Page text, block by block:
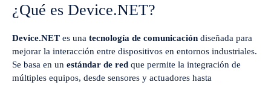
¿Qué es Device.NET?
Device.NET es una tecnología de comunicación diseñada para
mejorar la interacción entre dispositivos en entornos industriales.
Se basa en un estándar de red que permite la integración de
múltiples equipos, desde sensores y actuadores hasta